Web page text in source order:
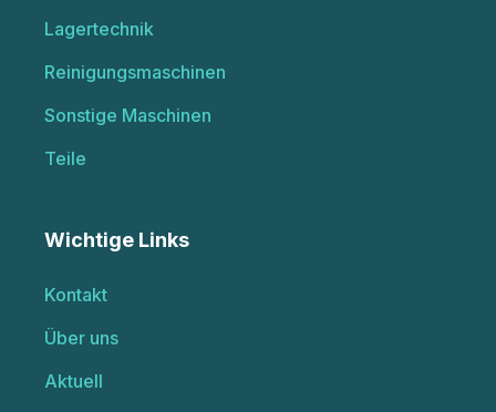
Lagertechnik
Reinigungsmaschinen
Sonstige Maschinen
Teile
Wichtige Links
Kontakt
Über uns
Aktuell